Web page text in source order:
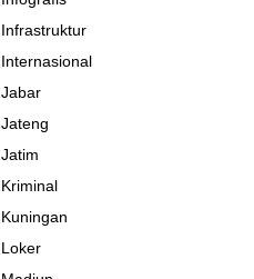
Infrastruktur
Internasional
Jabar
Jateng
Jatim
Kriminal
Kuningan
Loker